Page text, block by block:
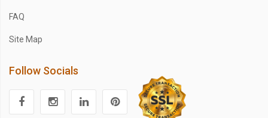
FAQ
Site Map
Follow Socials